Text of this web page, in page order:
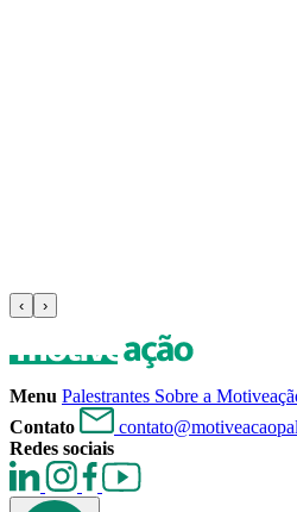
‹ ›
Menu Palestrantes Sobre a
Contato
Redes sociais